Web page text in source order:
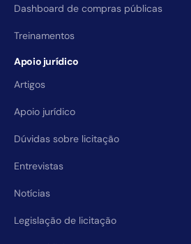
Dashboard de compras públicas
Treinamentos
Apoio jurídico
Artigos
Apoio jurídico
Dúvidas sobre licitação
Entrevistas
Notícias
Legislação de licitação